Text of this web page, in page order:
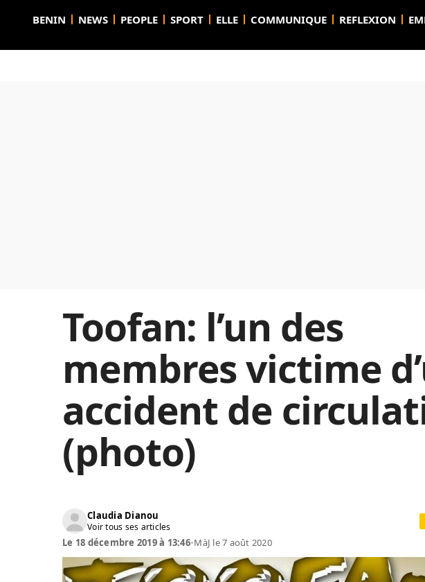
BENIN NEWS PEOPLE SPORT ELLE COMMUNIQUE REFLEXION
Toofan: l’un des
membres victime
accident de
(photo)
Claudia Dianou
Voir tous ses articles
Le 18 décembre 2019 à 13:46•MàJ le 7 août 2020